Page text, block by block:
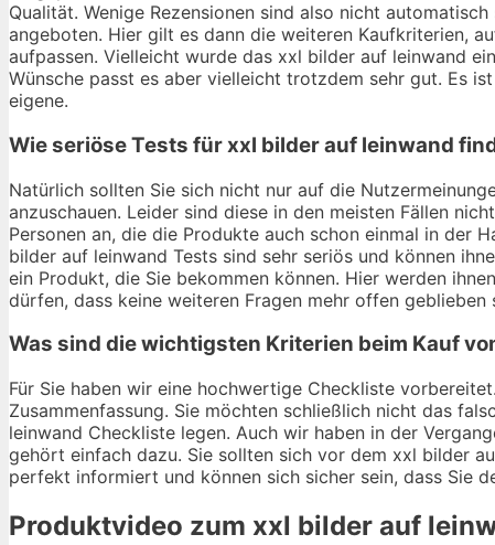
Qualität. Wenige Rezensionen sind also nicht
angeboten. Hier gilt es dann die weiteren Kaufkriterien,
aufpassen. Vielleicht wurde das xxl bilder auf leinwand
Wünsche passt es aber vielleicht trotzdem sehr gut. Es
eigene.
Wie seriöse Tests für xxl bilder auf leinwand
Natürlich sollten Sie sich nicht nur auf die
anzuschauen. Leider sind diese in den meisten Fällen
Personen an, die die Produkte auch schon einmal in der
bilder auf leinwand Tests sind sehr seriös und können
ein Produkt, die Sie bekommen können. Hier werden
dürfen, dass keine weiteren Fragen mehr offen geblieben
Was sind die wichtigsten Kriterien beim Kauf
Für Sie haben wir eine hochwertige Checkliste
Zusammenfassung. Sie möchten schließlich nicht das
leinwand Checkliste legen. Auch wir haben in der
gehört einfach dazu. Sie sollten sich vor dem xxl bilder
perfekt informiert und können sich sicher sein, dass Sie
Produktvideo zum xxl bilder auf